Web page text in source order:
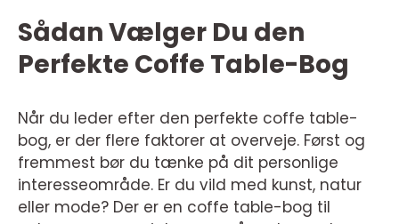
Sådan Vælger Du den
Perfekte Coffe Table-Bog
Når du leder efter den perfekte coffe table-
bog, er der flere faktorer at overveje. Først og
fremmest bør du tænke på dit personlige
interesseområde. Er du vild med kunst, natur
eller mode? Der er en coffe table-bog til